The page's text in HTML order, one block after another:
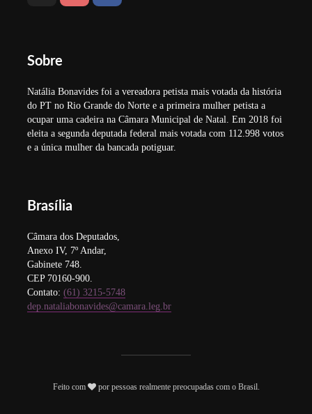
Sobre
Natália Bonavides foi a vereadora petista mais votada da história
do PT no Rio Grande do Norte e a primeira mulher petista a
ocupar uma cadeira na Câmara Municipal de Natal. Em 2018 foi
eleita a segunda deputada federal mais votada com 112.998 votos
e a única mulher da bancada potiguar.
Brasília
Câmara dos Deputados,
Anexo IV, 7º Andar,
Gabinete 748.
CEP 70160-900.
Contato: (61) 3215-5748
dep.nataliabonavides@camara.leg.br
Feito com por pessoas realmente preocupadas com o Brasil.